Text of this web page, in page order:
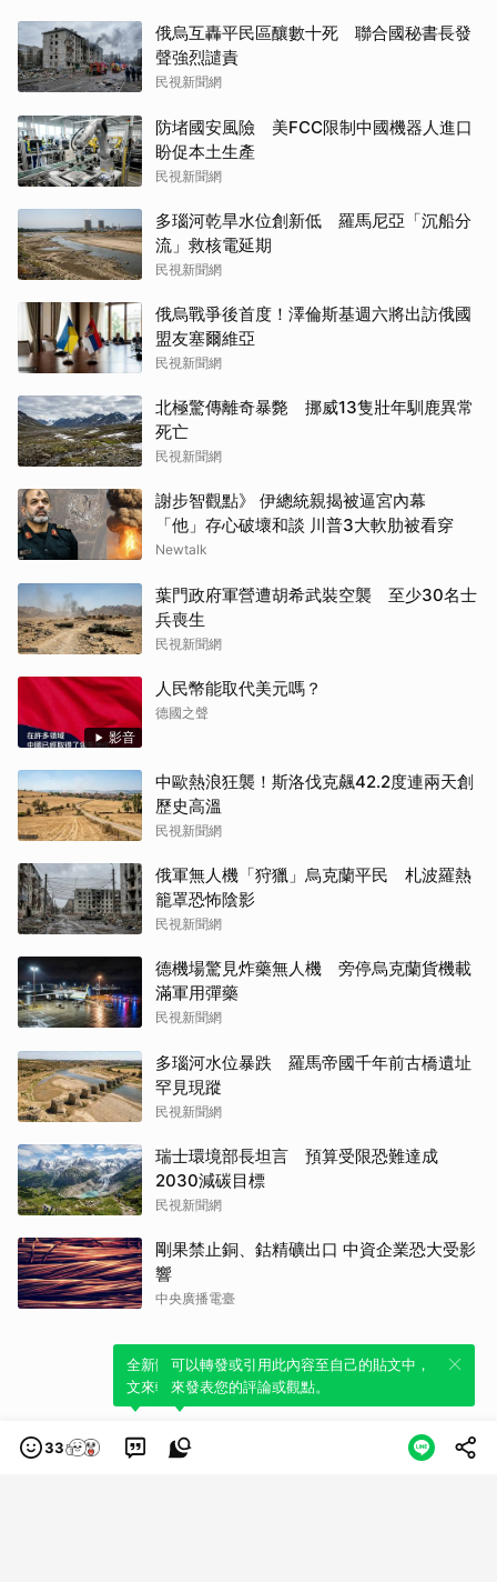
俄烏互轟平民區釀數十死 聯合國秘書長發
聲強烈譴責
民視新聞網
防堵國安風險 美FCC限制中國機器人進口
盼促本土生產
民視新聞網
多瑙河乾旱水位創新低 羅馬尼亞「沉船分
流」救核電延期
民視新聞網
俄烏戰爭後首度！澤倫斯基週六將出訪俄國
盟友塞爾維亞
民視新聞網
北極驚傳離奇暴斃 挪威13隻壯年馴鹿異常
死亡
民視新聞網
謝步智觀點》 伊總統親揭被逼宮內幕
「他」存心破壞和談 川普3大軟肋被看穿
Newtalk
葉門政府軍營遭胡希武裝空襲 至少30名士
兵喪生
民視新聞網
影音
人民幣能取代美元嗎？
德國之聲
中歐熱浪狂襲！斯洛伐克飆42.2度連兩天創
歷史高溫
民視新聞網
俄軍無人機「狩獵」烏克蘭平民 札波羅熱
籠罩恐怖陰影
民視新聞網
德機場驚見炸藥無人機 旁停烏克蘭貨機載
滿軍用彈藥
民視新聞網
多瑙河水位暴跌 羅馬帝國千年前古橋遺址
罕見現蹤
民視新聞網
瑞士環境部長坦言 預算受限恐難達成
2030減碳目標
民視新聞網
剛果禁止銅、鈷精礦出口 中資企業恐大受影
響
中央廣播電臺
33
全新體驗！一鍵引用此內容，透過發布貼
文來輕鬆表達個人立場。
可以轉發或引用此內容至自己的貼文中，
來發表您的評論或觀點。